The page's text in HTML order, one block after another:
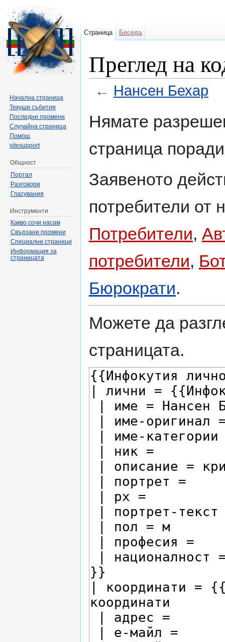
Преглед на
← Нансен Бехар
Нямате
страница
Заявеното
потребители от
Потребители,
потребители,
Бюрократи.
Можете да
страницата.
Страница Беседа
Начална страница
Текущи събития
Последни промени
Случайна страница
Помощ
sitesupport
Общност
Портал
Разговори
Гласувания
Инструменти
Какво сочи насам
Свързани промени
Специални страници
Информация за
страницата